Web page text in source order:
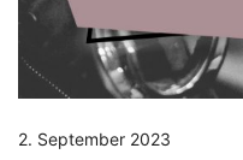
2. September 2023